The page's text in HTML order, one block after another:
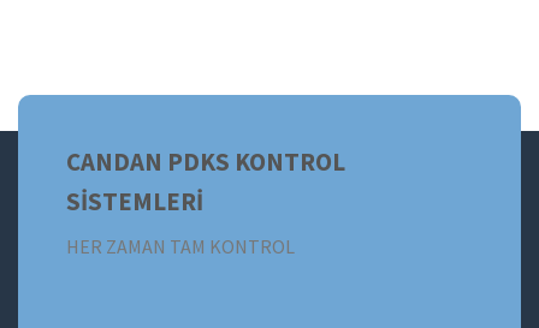
CANDAN PDKS KONTROL
SİSTEMLERİ
HER ZAMAN TAM KONTROL